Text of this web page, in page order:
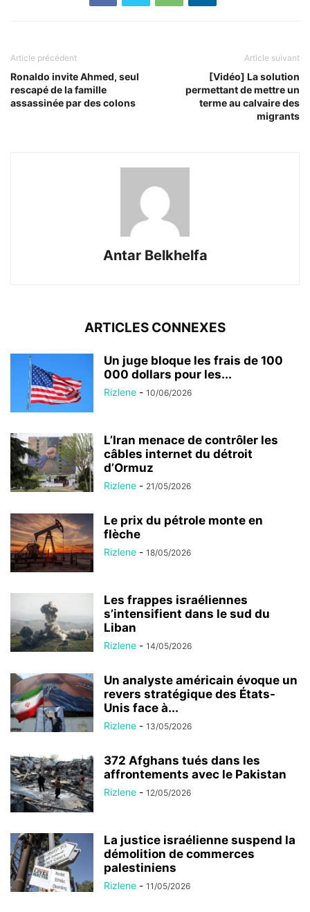
Article précédent
Ronaldo invite Ahmed, seul
rescapé de la famille
assassinée par des colons
Article suivant
[Vidéo] La solution
permettant de mettre un
terme au calvaire des
migrants
Antar Belkhelfa
ARTICLES CONNEXES
Un juge bloque les frais de 100
000 dollars pour les...
Rizlene - 10/06/2026
L’Iran menace de contrôler les
câbles internet du détroit
d’Ormuz
Rizlene - 21/05/2026
Le prix du pétrole monte en
flèche
Rizlene - 18/05/2026
Les frappes israéliennes
s’intensifient dans le sud du
Liban
Rizlene - 14/05/2026
Un analyste américain évoque un
revers stratégique des États-
Unis face à...
Rizlene - 13/05/2026
372 Afghans tués dans les
affrontements avec le Pakistan
Rizlene - 12/05/2026
La justice israélienne suspend la
démolition de commerces
palestiniens
Rizlene - 11/05/2026